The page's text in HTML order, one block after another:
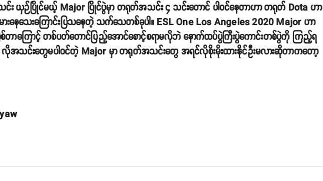
င်း ယှဉ်ပြိုင်မယ့် Major ပြိုင်ပွဲမှာ တရုတ်အသင်း ၄ သင်းတောင် ပါဝင်နေတာဟာ တရုတ် Dota ဟာ
နေသေးကြောင်းပြသနေတဲ့ သက်သေတစ်ခုပါ။ ESL One Los Angeles 2020 Major ဟာ
တာကြောင့် တစ်ပတ်တောင်ပြည့်အောင်စောင့်စရာမလိုဘဲ နောက်ထပ်ပွဲကြီးပွဲကောင်းတစ်ပွဲကို ကြည့်ရ
လိုအသင်းတွေမပါဝင်တဲ့ Major မှာ တရုတ်အသင်းတွေ အရင်လိုစိုးမိုးထားနိုင်ဦးမလားဆိုတာကတော့